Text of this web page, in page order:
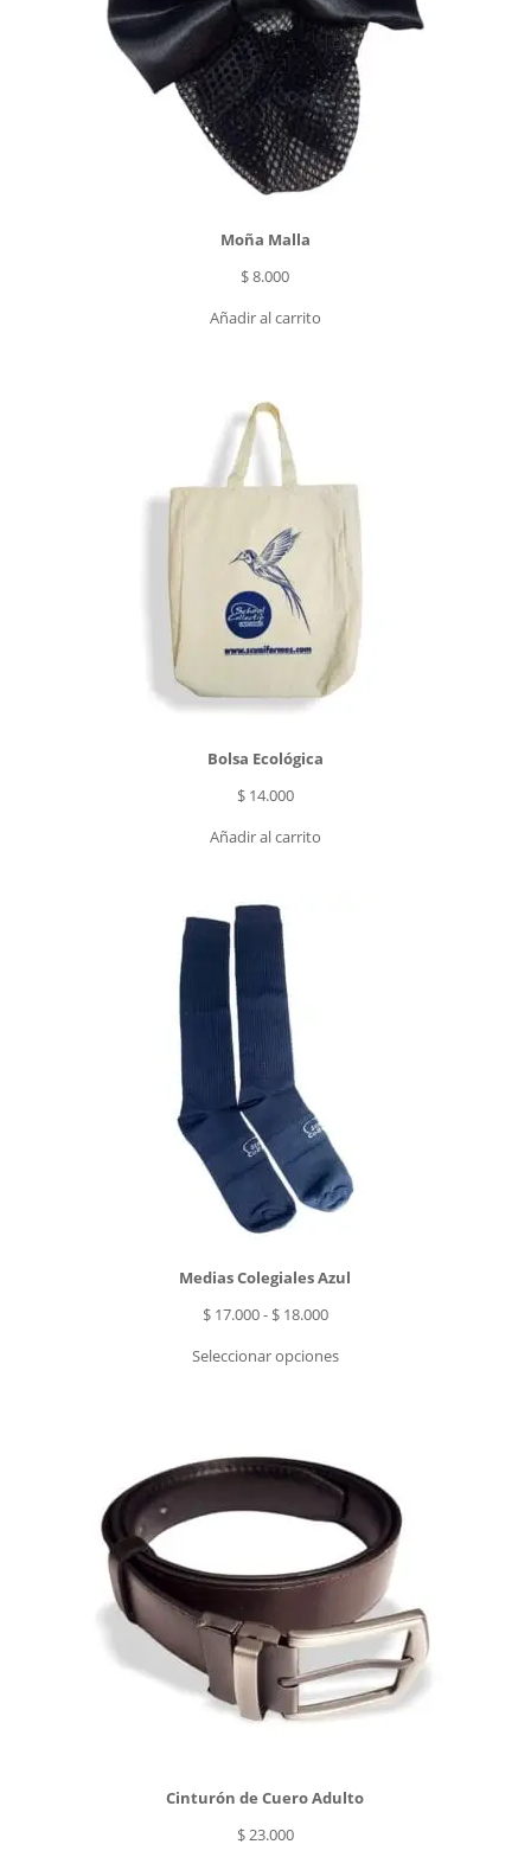
Moña Malla
$8.000
Añadir al carrito
Bolsa Ecológica
$14.000
Añadir al carrito
Medias Colegiales Azul
$17.000- $18.000Rango
precios:
$ 18.000
Seleccionar opciones
Cinturón de Cuero Adulto
$23.000